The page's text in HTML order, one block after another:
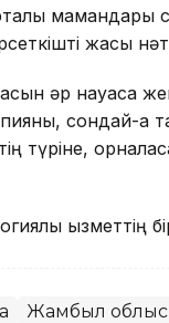
мамандары
жақсы
әр науқасқа
сондай-ақ
түріне,
қызметтің
Жамбыл